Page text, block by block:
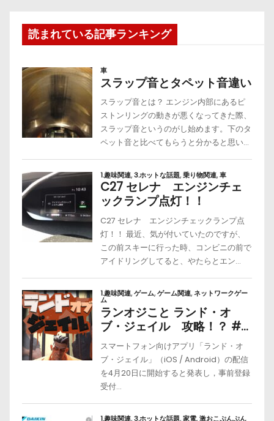
読まれている記事ランキング